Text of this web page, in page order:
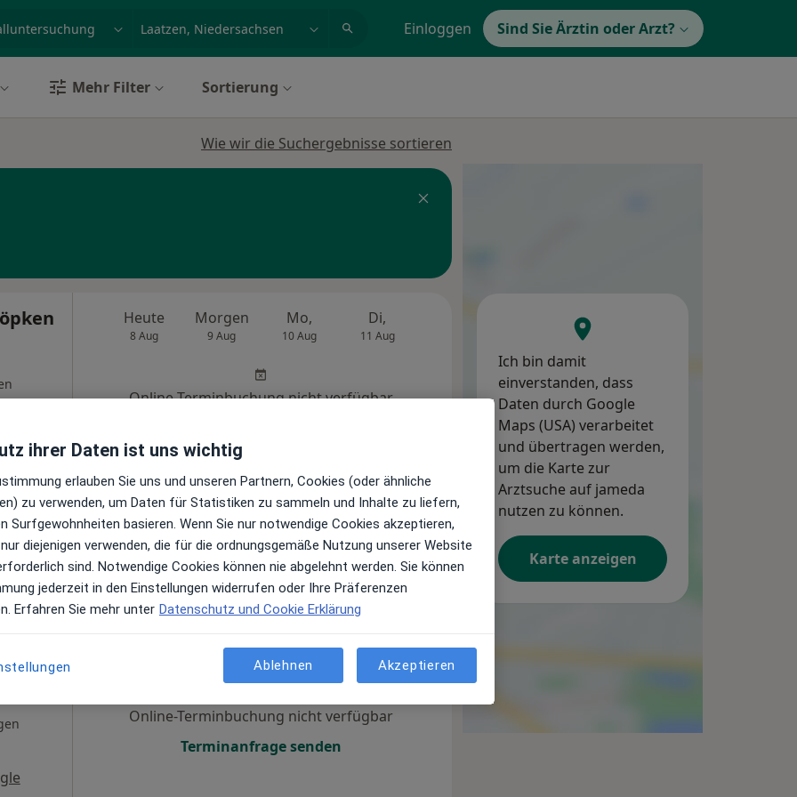
Einloggen Sind Sie Ärztin oder Arzt?
Mehr Filter Sortierung
Wie wir die Suchergebnisse sortieren
Heute
8 Aug
Morgen
9 Aug
Mo,
10 Aug
Di,
11 Aug
Online-Terminbuchung nicht verfügbar
9 Aug
Online-Terminbuchung nicht verfügbar
Terminanfrage senden
Ich bin damit
einverstanden, dass
Daten durch Google
Maps (USA) verarbeitet
und übertragen werden,
um die Karte zur
Arztsuche auf jameda
nutzen zu können.
Karte anzeigen
ihrer Daten ist uns wichtig
erlauben Sie uns und unseren Partnern, Cookies (oder ähnliche
zu verwenden, um Daten für Statistiken zu sammeln und Inhalte zu liefern,
Surfgewohnheiten basieren. Wenn Sie nur notwendige Cookies akzeptieren,
diejenigen verwenden, die für die ordnungsgemäße Nutzung unserer Website
sind. Notwendige Cookies können nie abgelehnt werden. Sie können
jederzeit in den Einstellungen widerrufen oder Ihre Präferenzen
Erfahren Sie mehr unter Datenschutz und Cookie Erklärung
Ablehnen Akzeptieren